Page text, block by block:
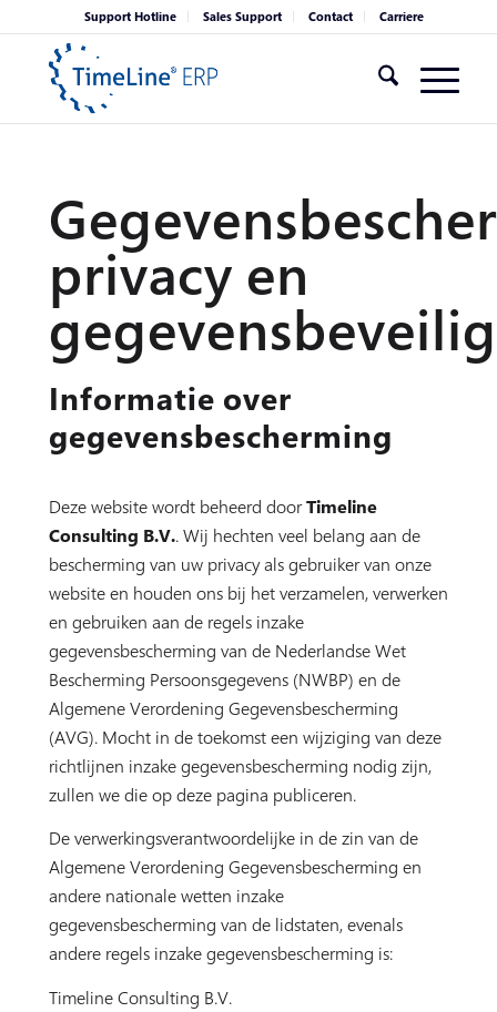
Support Hotline Sales Support Contact Carriere
privacy en
Informatie over
gegevensbescherming
Deze website wordt beheerd doorTimeline
Consulting B.V.. Wij hechten veel belang aan de
bescherming van uw privacy als gebruiker van onze
website en houden ons bij het verzamelen, verwerken
en gebruiken aan de regels inzake
gegevensbescherming van de Nederlandse Wet
Bescherming Persoonsgegevens (NWBP) en de
Algemene Verordening Gegevensbescherming
(AVG). Mocht in de toekomst een wijziging van deze
richtlijnen inzake gegevensbescherming nodig zijn,
zullen we die op deze pagina publiceren.
De verwerkingsverantwoordelijke in de zin van de
Algemene Verordening Gegevensbescherming en
andere nationale wetten inzake
gegevensbescherming van de lidstaten, evenals
andere regels inzake gegevensbescherming is:
Timeline Consulting B.V.